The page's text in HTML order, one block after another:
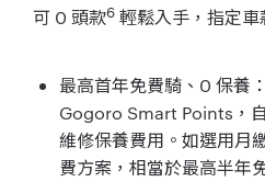
可 0 頭款6 輕鬆入手，指定車
最高首年免費騎、0 保養
Gogoro Smart Points，
維修保養費用。如選用月
費方案，相當於最高半年